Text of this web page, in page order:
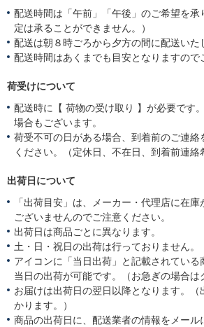
配送時間は「午前」「午後」のご希望を
定は承ることができません。）
配送は朝８時ごろから夕方の間に配送い
配送時間はあくまでも目安となりますので
荷受けについて
配送時に【 荷物の受け取り 】が必要です
場合もございます。
荷受不可の日がある場合、到着前のご連
ください。（定休日、不在日、到着前連絡
出荷日について
「出荷目安」は、メーカー・代理店に在
ございませんのでご注意ください。
出荷日は商品ごとに異なります。
土・日・祝日の出荷は行っておりません。
アイコンに「当日出荷」と記載されてい
当日の出荷が可能です。（お急ぎの場合
お届けは出荷日の翌日以降となります。
かります。）
商品の出荷日に、配送業者の情報をメー